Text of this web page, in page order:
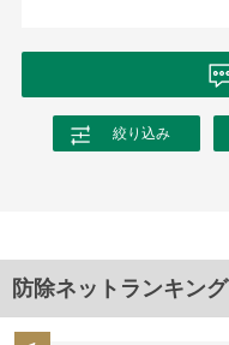
絞り込み
防除ネットランキング